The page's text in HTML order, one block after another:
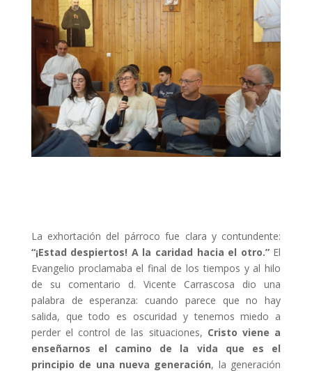
La exhortación del párroco fue clara y contundente:
“¡Estad despiertos! A la caridad hacia el otro.”El
Evangelio proclamaba el final de los tiempos y al hilo
de su comentario d. Vicente Carrascosa dio una
palabra de esperanza: cuando parece que no hay
salida, que todo es oscuridad y tenemos miedo a
perder el control de las situaciones, Cristo viene a
enseñarnos el camino de la vida que es el
principio de una nueva generación, la generación